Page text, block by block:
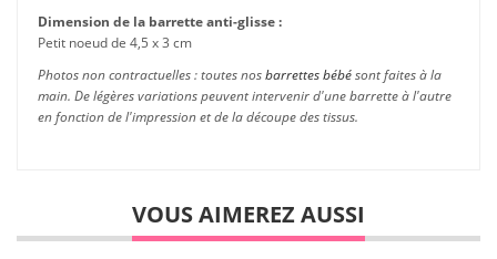
Dimension de la barrette anti-glisse :
Petit noeud de 4,5 x 3 cm
Photos non contractuelles : toutes nosbarrettes bébésont faites à la
main. De légères variations peuvent intervenir d'une barrette à l'autre
en fonction de l'impression et de la découpe des tissus.
VOUS AIMEREZ AUSSI